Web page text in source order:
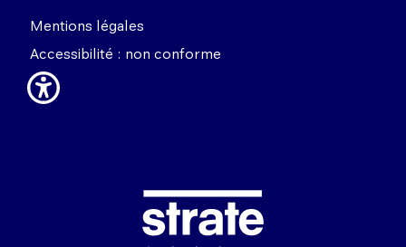
Image
Mentions légales
Accessibilité : non conforme